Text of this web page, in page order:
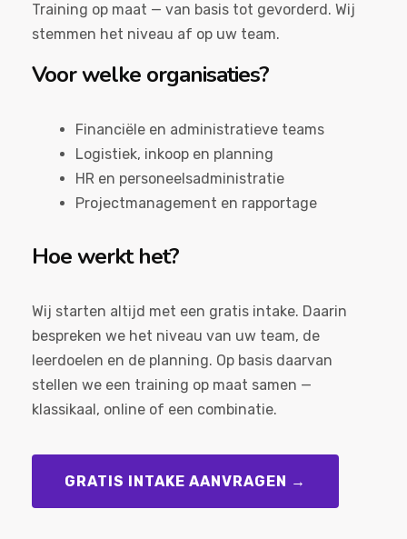
Training op maat — van basis tot gevorderd. Wij
stemmen het niveau af op uw team.
Voor welke organisaties?
Financiële en administratieve teams
Logistiek, inkoop en planning
HR en personeelsadministratie
Projectmanagement en rapportage
Hoe werkt het?
Wij starten altijd met een gratis intake. Daarin
bespreken we het niveau van uw team, de
leerdoelen en de planning. Op basis daarvan
stellen we een training op maat samen —
klassikaal, online of een combinatie.
GRATIS INTAKE AANVRAGEN →